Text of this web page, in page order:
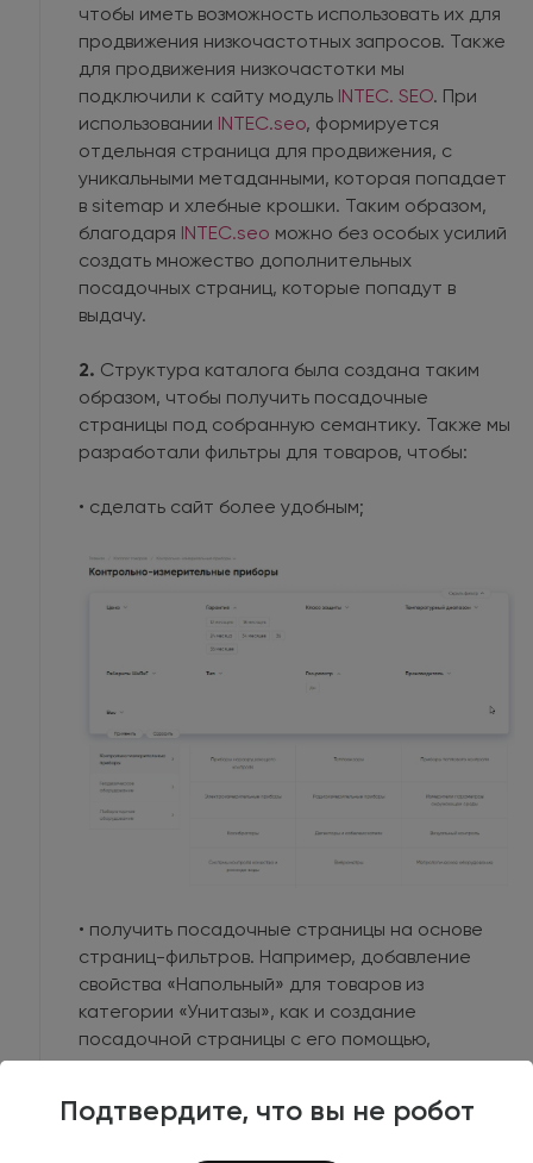
Подтвердите, что вы не робот
чтобы иметь возможность использовать их для
продвижения низкочастотных запросов. Также
для продвижения низкочастотки мы
подключили к сайту модуль INTEC. SEO. При
использовании INTEC.seo, формируется
отдельная страница для продвижения, с
уникальными метаданными, которая попадает
в sitemap и хлебные крошки. Таким образом,
благодаря INTEC.seo можно без особых усилий
создать множество дополнительных
посадочных страниц, которые попадут в
выдачу.
2. Структура каталога была создана таким
образом, чтобы получить посадочные
страницы под собранную семантику. Также мы
разработали фильтры для товаров, чтобы:
• сделать сайт более удобным;
• получить посадочные страницы на основе
страниц-фильтров. Например, добавление
свойства «Напольный» для товаров из
категории «Унитазы», как и создание
посадочной страницы с его помощью,
позволило вывести запрос «унитаз напольный»